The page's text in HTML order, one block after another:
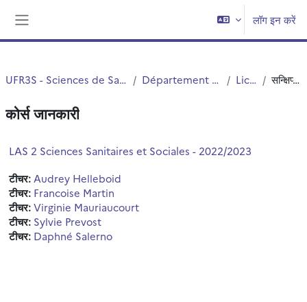
लॉग इन करें
UFR3S - Sciences de Santé et du Sport Département UFR3S - ILIS Licence सन्क्षिप्त विवरण
कोर्स जानकारी
LAS 2 Sciences Sanitaires et Sociales - 2022/2023
टीचर: Audrey Helleboid
टीचर: Francoise Martin
टीचर:Virginie Mauriaucourt
टीचर: Sylvie Prevost
टीचर: Daphné Salerno